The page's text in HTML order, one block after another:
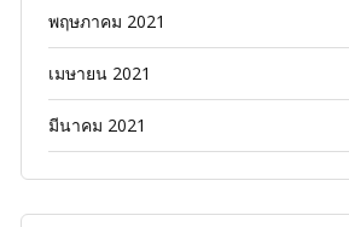
พฤษภาคม 2021
เมษายน 2021
มีนาคม 2021